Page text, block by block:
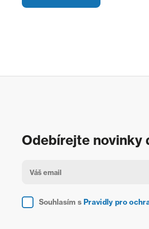
Odebírejte novinky
Souhlasím s Pravidly pro